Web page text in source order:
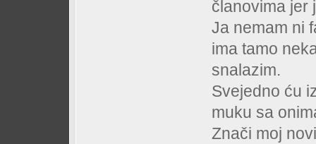
članovima jer
Ja nemam ni
ima tamo
snalazim.
Svejedno ću
muku sa
Znači moj